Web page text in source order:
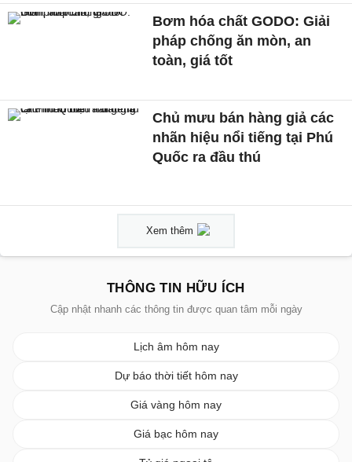
Bơm hóa chất GODO: Giải
pháp chống ăn mòn, an
toàn, giá tốt
Chủ mưu bán hàng giả các
nhãn hiệu nổi tiếng tại Phú
Quốc ra đầu thú
Xem thêm
THÔNG TIN HỮU ÍCH
Cập nhật nhanh các thông tin được quan tâm mỗi ngày
Lịch âm hôm nay
Dự báo thời tiết hôm nay
Giá vàng hôm nay
Giá bạc hôm nay